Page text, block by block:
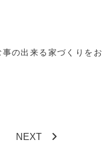
の出来る家づくりをお
NEXT